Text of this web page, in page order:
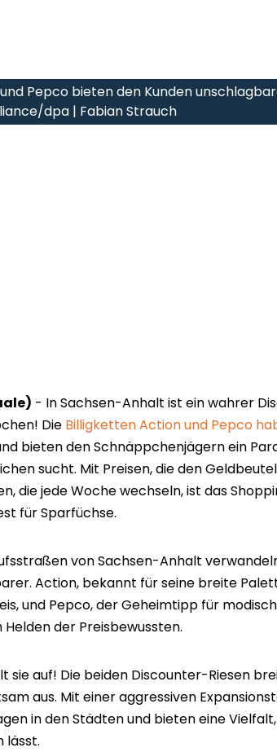
Pepco bieten den Kunden
dpa | Fabian Strauch
- In Sachsen-Anhalt ist ein wahrer
Die Billigketten Action und Pepco
bieten den Schnäppchenjägern ein
sucht. Mit Preisen, die den
die jede Woche wechseln, ist das
für Sparfüchse.
von Sachsen-Anhalt
Action, bekannt für seine breite
und Pepco, der Geheimtipp für
Helden der Preisbewussten.
sie auf! Die beiden Discounter-Riesen
aus. Mit einer aggressiven
in den Städten und bieten eine
lässt.